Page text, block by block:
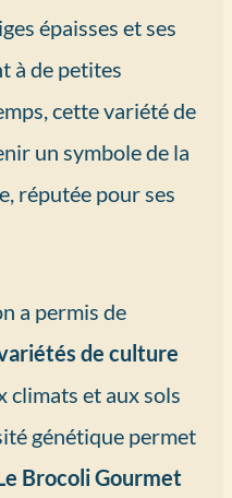
épaisses et ses
à de petites
cette variété de
un symbole de la
réputée pour ses
a permis de
de culture
climats et aux sols
génétique permet
Brocoli Gourmet